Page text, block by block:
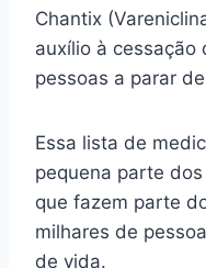
Chantix
auxílio à cessação
pessoas a parar
Essa lista de
pequena parte
que fazem parte
milhares de
de vida.